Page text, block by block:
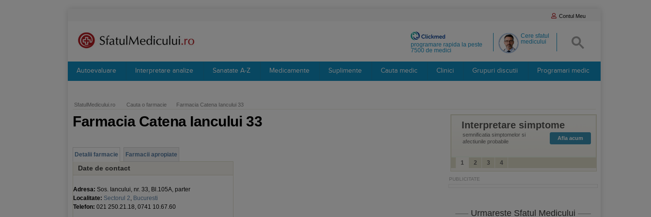
Contul Meu
Cere sfatul
medicului
programare rapida la peste
7500 de medici
Autoevaluare Interpretare analize Sanatate A-Z Medicamente Suplimente Cauta medic Clinici Grupuri discutii Programari medic
SfatulMedicului.ro Cauta o farmacie Farmacia Catena Iancului 33
Farmacia Catena Iancului 33
Detalii farmacie Farmacii apropiate
Date de contact
Adresa: Sos. Iancului, nr. 33, Bl.105A, parter
Localitate: Sectorul 2, Bucuresti
Telefon: 021 250.21.18, 0741 10.67.60
Interpretare simptome
semnificatia simptomelor si
afectiunile probabile
Afla acum
1 2 3 4
Urmareste Sfatul Medicului